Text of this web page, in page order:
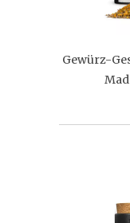
Gewürz-